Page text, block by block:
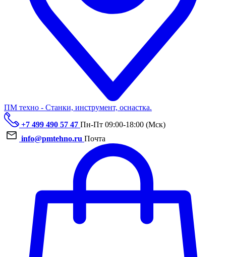
ПМ техно - Станки, инструмент, оснастка.
+7 499 490 57 47 Пн-Пт 09:00-18:00 (Мск)
info@pmtehno.ru Почта